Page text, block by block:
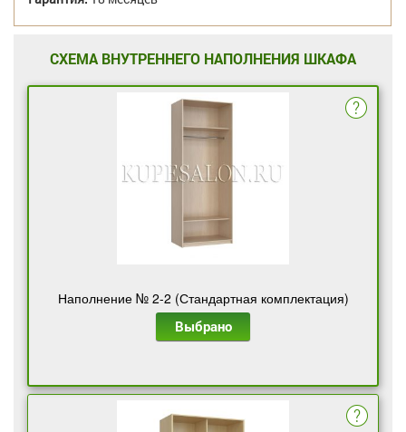
СХЕМА ВНУТРЕННЕГО НАПОЛНЕНИЯ ШКАФА
Наполнение № 2-2 (Стандартная комплектация)
Выбрано